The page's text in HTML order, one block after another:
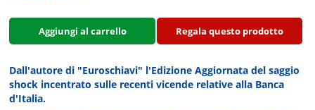
Aggiungi al carrello Regala questo prodotto
Dall'autore di "Euroschiavi" l'Edizione Aggiornata del saggio
shock incentrato sulle recenti vicende relative alla Banca
d'Italia.